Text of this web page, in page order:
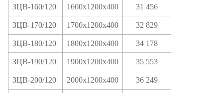
ЗЦВ-160/120 1600х1200х400 31 456
ЗЦВ-170/120 1700х1200х400 32 829
ЗЦВ-180/120 1800х1200х400 34 178
ЗЦВ-190/120 1900х1200х400 35 553
ЗЦВ-200/120 2000х1200х400 36 249